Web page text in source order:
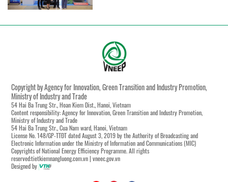
Copyright by Agency for Innovation, Green Transition and Industry Promotion,
Ministry of Industry and Trade
54 Hai Ba Trung Str., Hoan Kiem Dist., Hanoi, Vietnam
Content responsibility: Agency for Innovation, Green Transition and Industry Promotion,
Ministry of Industry and Trade
54 Hai Ba Trung Str., Cua Nam ward, Hanoi, Vietnam
License No. 148/GP-TTĐT dated August 3, 2019 by the Authority of Broadcasting and
Electronic Information under the Ministry of Information and Communications (MIC)
Copyrights of National Energy Efficiency Programme. All rights
reserved:tietkiemnangluong.com.vn | vneec.gov.vn
Designed by